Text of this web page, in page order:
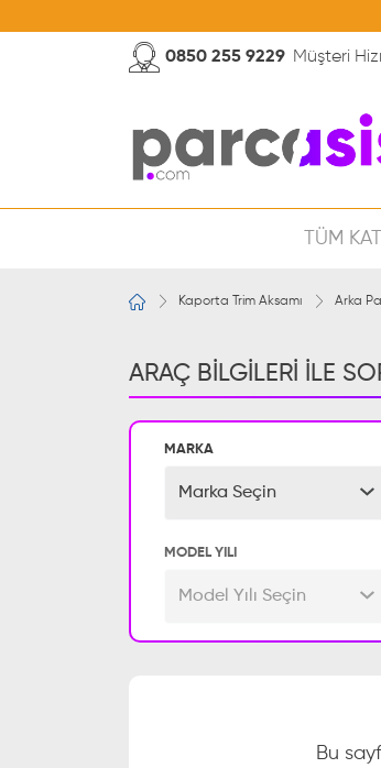
0850 255 9229 Müşteri
TÜM
Kaporta Trim Aksamı Arka
ARAÇ BİLGİLERİ İLE
MARKA
Marka Seçin
MODEL YILI
Model Yılı Seçin
Bu